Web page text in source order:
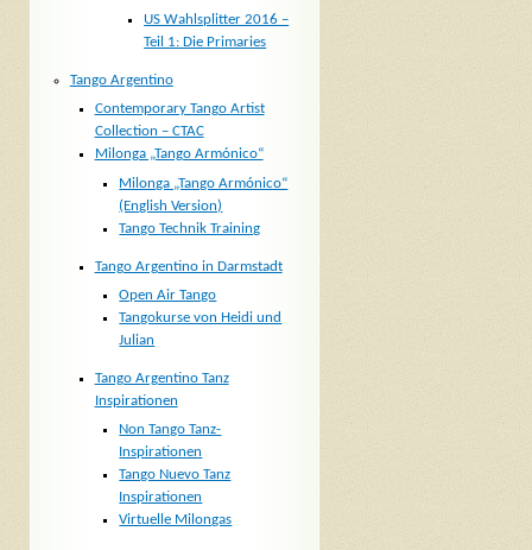
US Wahlsplitter 2016 –
Teil 1: Die Primaries
Tango Argentino
Contemporary Tango Artist
Collection – CTAC
Milonga „Tango Armónico“
Milonga „Tango Armónico“
(English Version)
Tango Technik Training
Tango Argentino in Darmstadt
Open Air Tango
Tangokurse von Heidi und
Julian
Tango Argentino Tanz
Inspirationen
Non Tango Tanz-
Inspirationen
Tango Nuevo Tanz
Inspirationen
Virtuelle Milongas